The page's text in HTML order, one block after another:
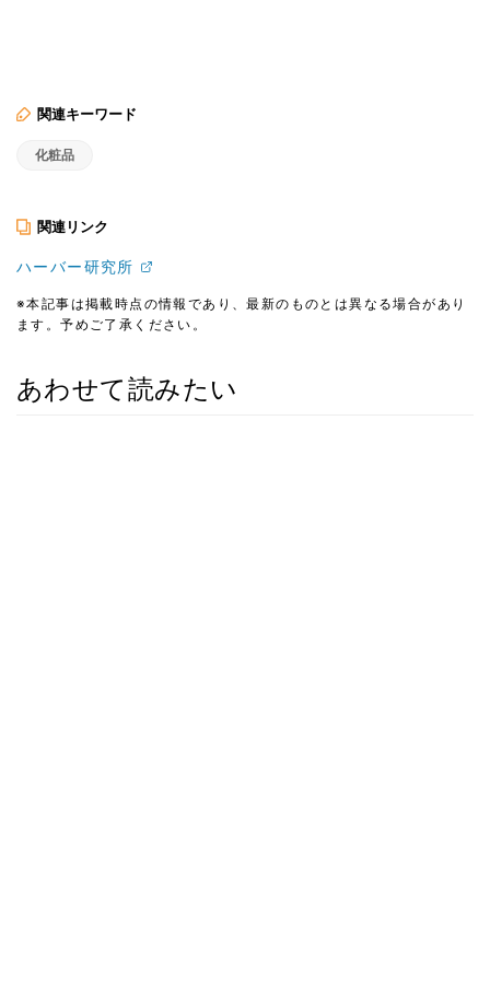
関連キーワード
化粧品
関連リンク
ハーバー研究所
※本記事は掲載時点の情報であり、最新のものとは異なる場合があり
ます。予めご了承ください。
あわせて読みたい